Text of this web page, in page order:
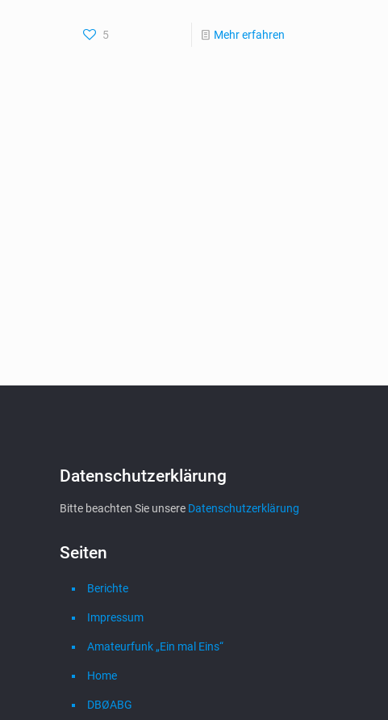
5 Mehr erfahren
Datenschutzerklärung
Bitte beachten Sie unsere Datenschutzerklärung
Seiten
Berichte
Impressum
Amateurfunk „Ein mal Eins“
Home
DBØABG